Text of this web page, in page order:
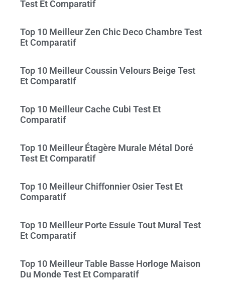
Test Et Comparatif
Top 10 Meilleur Zen Chic Deco Chambre Test
Et Comparatif
Top 10 Meilleur Coussin Velours Beige Test
Et Comparatif
Top 10 Meilleur Cache Cubi Test Et
Comparatif
Top 10 Meilleur Étagère Murale Métal Doré
Test Et Comparatif
Top 10 Meilleur Chiffonnier Osier Test Et
Comparatif
Top 10 Meilleur Porte Essuie Tout Mural Test
Et Comparatif
Top 10 Meilleur Table Basse Horloge Maison
Du Monde Test Et Comparatif